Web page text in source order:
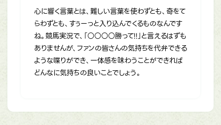
心に響く言葉とは、難しい言葉を使わずとも、奇をて
らわずとも、すぅーっと入り込んでくるものなんです
ね。競馬実況で、「○○○○勝って!!」と言えるはずも
ありませんが、ファンの皆さんの気持ちを代弁できる
ような喋りができ、一体感を味わうことができれば
どんなに気持ちの良いことでしょう。